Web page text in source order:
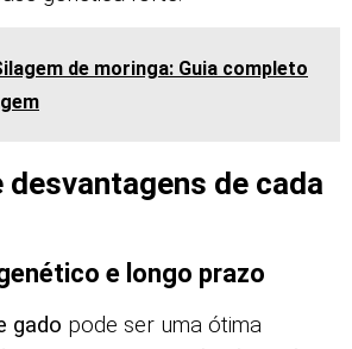
de moringa: Guia completo
desvantagens de cada
e longo prazo
gado pode ser uma ótima